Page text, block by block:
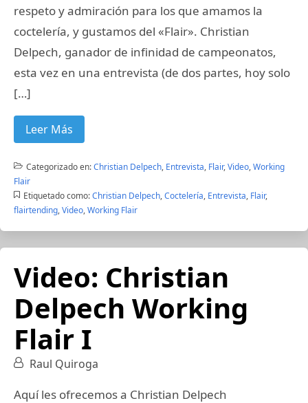
respeto y admiración para los que amamos la
coctelería, y gustamos del «Flair». Christian
Delpech, ganador de infinidad de campeonatos,
esta vez en una entrevista (de dos partes, hoy solo
[…]
Leer Más
Categorizado en:Christian Delpech, Entrevista, Flair,Video,Working
Flair
Etiquetado como: Christian Delpech,Coctelería, Entrevista, Flair,
flairtending,Video,Working Flair
Video: Christian
Delpech Working
Flair I
Raul Quiroga
Aquí les ofrecemos a Christian Delpech